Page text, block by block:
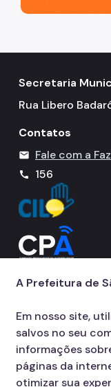
Secretaria
Rua Libero
Contatos
mail Fale com a
call 156
A Prefeitura de
Em nosso site,
salvos no seu
informações
páginas da
otimizar sua